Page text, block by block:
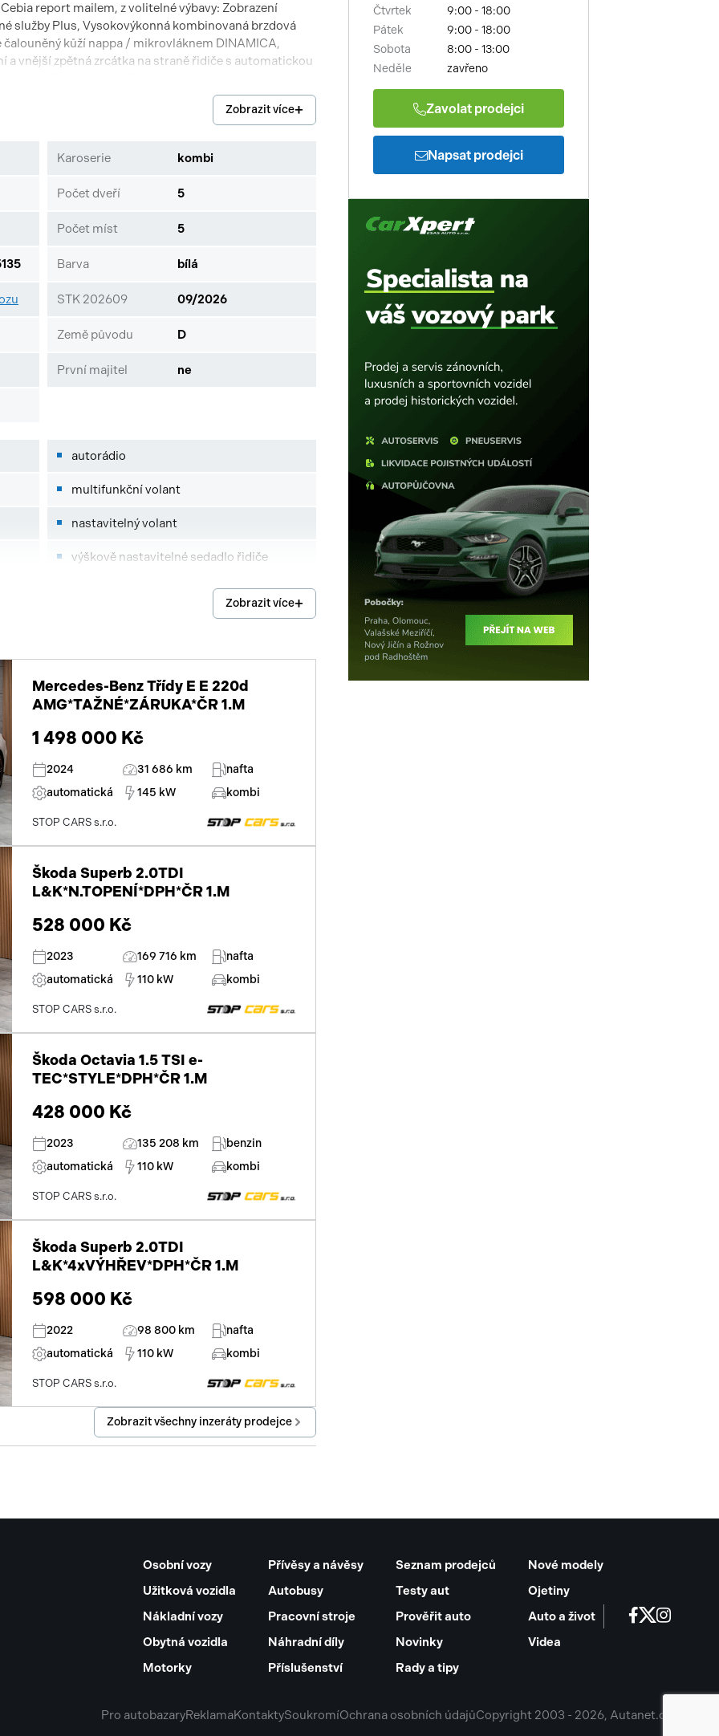
report mailem, z volitelné výbavy: Zobrazení
služby Plus, Vysokovýkonná kombinovaná brzdová
kůží nappa / mikrovláknem DINAMICA,
vnější zpětná zrcátka na straně řidiče s automatickou
provoz, Surround Sound System Burmester®, Sedadlo
AMG-Optik - čelní spojler, boční prahy a dolní spojler
Přestavba ovládání asistenčních systémů na
Paket odkládacích prvků, Paket Memory, Paket
SELECT, Exteriérový noční paket AMG, AMG
parkovací asistent, Aktivní asistent řízení,
informativní charakter a neslouží jako podklad pro
právo uzavření všech smluvních vztahů
Zobrazit více
Karoserie kombi
Počet dveří 5
Počet míst 5
Barva bílá
STK 202609 09/2026
Země původu D
První majitel ne
autorádio
multifunkční volant
nastavitelný volant
výškově nastavitelné sedadlo řidiče
el. seřiditelná sedadla
zadní stěrač
el. sklopná zrcátka
senzor stěračů
el. okna
tónovaná skla
el. víko zavazadlového prostoru
přední světla LED
centrál dálkový
posilovač řízení
stabilizace podvozku (ESP)
pohon 4x4
asistent jízdy v jízdním pruhu
ABS
dotykové ovládání palubního počítače
parkovací senzory přední
senzor světel
zadní světla LED
Zobrazit více
Mercedes-Benz Třídy E E 220d
AMG*TAŽNÉ*ZÁRUKA*ČR 1.M
1 498 000 Kč
2024 31 686 km
nafta
automatická
145 kW kombi
STOP CARS s.r.o.
Škoda Superb 2.0TDI
L&K*N.TOPENÍ*DPH*ČR 1.M
528 000 Kč
2023 169 716 km
nafta
automatická
110 kW kombi
STOP CARS s.r.o.
Škoda Octavia 1.5 TSI e-
TEC*STYLE*DPH*ČR 1.M
428 000 Kč
2023 135 208 km
benzin
automatická
110 kW kombi
STOP CARS s.r.o.
Škoda Superb 2.0TDI
L&K*4xVÝHŘEV*DPH*ČR 1.M
598 000 Kč
2022 98 800 km
nafta
automatická
110 kW kombi
STOP CARS s.r.o.
Zobrazit všechny inzeráty prodejce
Čtvrtek
9:00 - 18:00
Pátek
9:00 - 18:00
Sobota
8:00 - 13:00
Neděle
zavřeno
Zavolat prodejci
Napsat prodejci
Osobní vozy
Užitková vozidla
Nákladní vozy
Obytná vozidla
Motorky
Přívěsy a návěsy
Autobusy
Pracovní stroje
Náhradní díly
Příslušenství
Seznam prodejců
Testy aut
Prověřit auto
Novinky
Rady a tipy
Nové modely
Ojetiny
Auto a život
Videa
Pro autobazaryReklamaKontaktySoukromíOchrana osobních údajůCopyright 2003 - 2026, Autanet.cz